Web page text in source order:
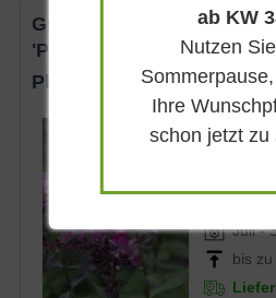
Großblättrige Flammenblume
'Propeller'
Phlox paniculata
Juli -
bis
ab KW
Nutzen
Ihre
schon jetzt zu